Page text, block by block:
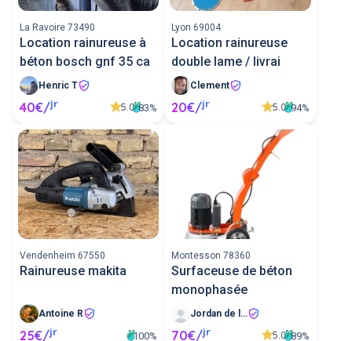
La Ravoire 73490
Location rainureuse à
béton bosch gnf 35 ca
Henric T
40€/jr 5.0 83%
Lyon 69004
Location rainureuse
double lame / livrai
Clement
20€/jr 5.0 94%
Vendenheim 67550
Rainureuse makita
Antoine R
25€/jr 100%
Montesson 78360
Surfaceuse de béton
monophasée
Jordan de lokapp
70€/jr 5.0 89%